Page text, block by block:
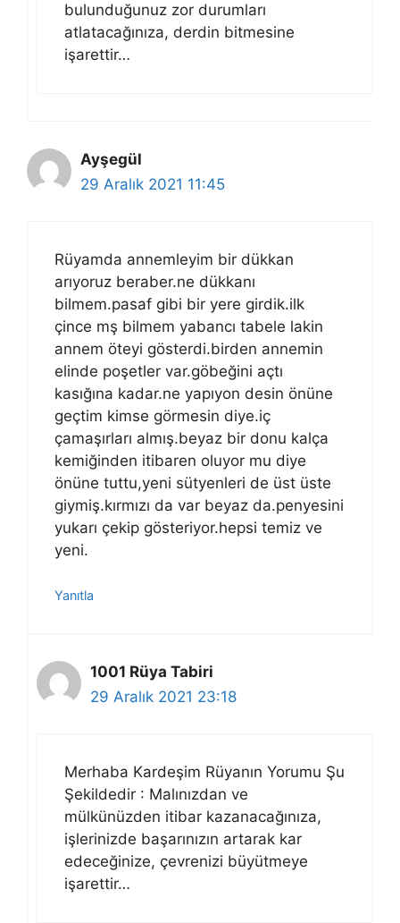
bulunduğunuz zor durumları
atlatacağınıza, derdin bitmesine
işarettir…
Ayşegül
29 Aralık 2021 11:45
Rüyamda annemleyim bir dükkan
arıyoruz beraber.ne dükkanı
bilmem.pasaf gibi bir yere girdik.ilk
çince mş bilmem yabancı tabele lakin
annem öteyi gösterdi.birden annemin
elinde poşetler var.göbeğini açtı
kasığına kadar.ne yapıyon desin önüne
geçtim kimse görmesin diye.iç
çamaşırları almış.beyaz bir donu kalça
kemiğinden itibaren oluyor mu diye
önüne tuttu,yeni sütyenleri de üst üste
giymiş.kırmızı da var beyaz da.penyesini
yukarı çekip gösteriyor.hepsi temiz ve
yeni.
Yanıtla
1001 Rüya Tabiri
29 Aralık 2021 23:18
Merhaba Kardeşim Rüyanın Yorumu Şu
Şekildedir : Malınızdan ve
mülkünüzden itibar kazanacağınıza,
işlerinizde başarınızın artarak kar
edeceğinize, çevrenizi büyütmeye
işarettir…